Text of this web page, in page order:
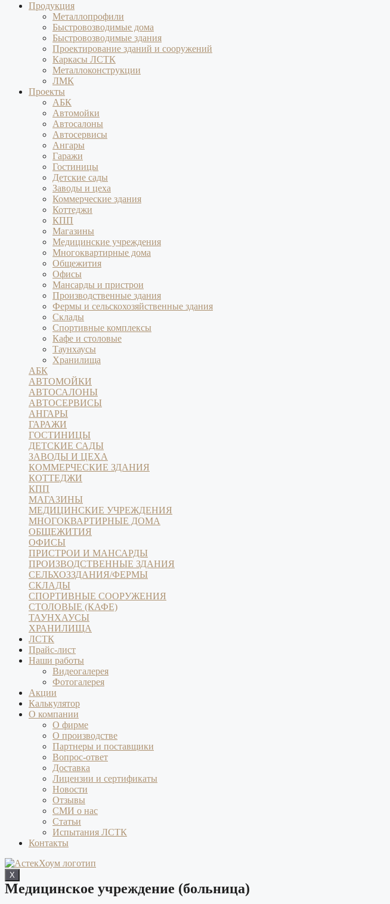
Продукция
Металлопрофили
Быстровозводимые дома
Быстровозводимые здания
Проектирование зданий и сооружений
Каркасы ЛСТК
Металлоконструкции
ЛМК
Проекты
АБК
Автомойки
Автосалоны
Автосервисы
Ангары
Гаражи
Гостиницы
Детские сады
Заводы и цеха
Коммерческие здания
Коттеджи
КПП
Магазины
Медицинские учреждения
Многоквартирные дома
Общежития
Офисы
Мансарды и пристрои
Производственные здания
Фермы и сельскохозяйственные здания
Склады
Спортивные комплексы
Кафе и столовые
Таунхаусы
Хранилища
АБК
АВТОМОЙКИ
АВТОСАЛОНЫ
АВТОСЕРВИСЫ
АНГАРЫ
ГАРАЖИ
ГОСТИНИЦЫ
ДЕТСКИЕ САДЫ
ЗАВОДЫ И ЦЕХА
КОММЕРЧЕСКИЕ ЗДАНИЯ
КОТТЕДЖИ
КПП
МАГАЗИНЫ
МЕДИЦИНСКИЕ УЧРЕЖДЕНИЯ
МНОГОКВАРТИРНЫЕ ДОМА
ОБЩЕЖИТИЯ
ОФИСЫ
ПРИСТРОИ И МАНСАРДЫ
ПРОИЗВОДСТВЕННЫЕ ЗДАНИЯ
СЕЛЬХОЗЗДАНИЯ/ФЕРМЫ
СКЛАДЫ
СПОРТИВНЫЕ СООРУЖЕНИЯ
СТОЛОВЫЕ (КАФЕ)
ТАУНХАУСЫ
ХРАНИЛИЩА
ЛСТК
Прайс-лист
Наши работы
Видеогалерея
Фотогалерея
Акции
Калькулятор
О компании
О фирме
О производстве
Партнеры и поставщики
Вопрос-ответ
Доставка
Лицензии и сертификаты
Новости
Отзывы
СМИ о нас
Статьи
Испытания ЛСТК
Контакты
X
Медицинское учреждение (больница)